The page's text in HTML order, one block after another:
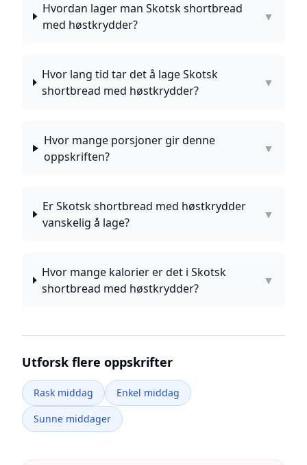
Hvordan lager man Skotsk shortbread
med høstkrydder?
▼
Hvor lang tid tar det å lage Skotsk
shortbread med høstkrydder?
▼
Hvor mange porsjoner gir denne
oppskriften?
▼
Er Skotsk shortbread med høstkrydder
vanskelig å lage?
▼
Hvor mange kalorier er det i Skotsk
shortbread med høstkrydder?
▼
Utforsk flere oppskrifter
Rask middag
Enkel middag
Sunne middager